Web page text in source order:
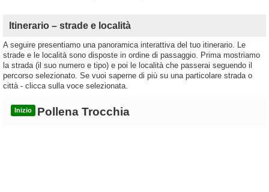
Itinerario – strade e località
A seguire presentiamo una panoramica interattiva del tuo itinerario. Le
strade e le località sono disposte in ordine di passaggio. Prima mostriamo
la strada (il suo numero e tipo) e poi le località che passerai seguendo il
percorso selezionato. Se vuoi saperne di più su una particolare strada o
città - clicca sulla voce selezionata.
Inizio Pollena Trocchia